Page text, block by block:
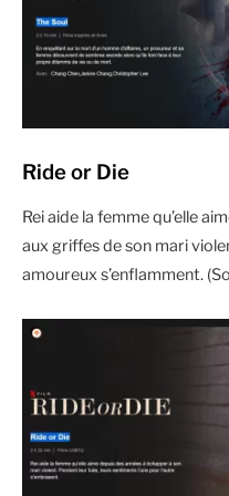
Ride or Die
Rei aide la femme qu’elle
aux griffes de son mari
amoureux s’enflamment.